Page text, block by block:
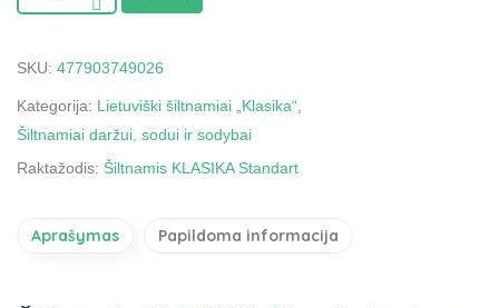
SKU: 477903749026
Kategorija: Lietuviški šiltnamiai „Klasika“
Šiltnamiai daržui, sodui ir sodybai
Raktažodis: Šiltnamis KLASIKA Standart
Aprašymas Papildoma informacija